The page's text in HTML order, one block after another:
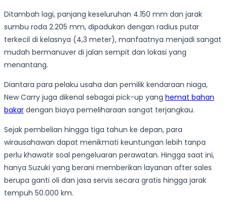
Ditambah lagi, panjang keseluruhan 4.150 mm dan jarak
sumbu roda 2.205 mm, dipadukan dengan radius putar
terkecil di kelasnya (4,3 meter), manfaatnya menjadi sangat
mudah bermanuver di jalan sempit dan lokasi yang
menantang.
Diantara para pelaku usaha dan pemilik kendaraan niaga,
New Carry juga dikenal sebagai pick-up yang hemat bahan
bakar dengan biaya pemeliharaan sangat terjangkau.
Sejak pembelian hingga tiga tahun ke depan, para
wirausahawan dapat menikmati keuntungan lebih tanpa
perlu khawatir soal pengeluaran perawatan. Hingga saat ini,
hanya Suzuki yang berani memberikan layanan after sales
berupa ganti oli dan jasa servis secara gratis hingga jarak
tempuh 50.000 km.